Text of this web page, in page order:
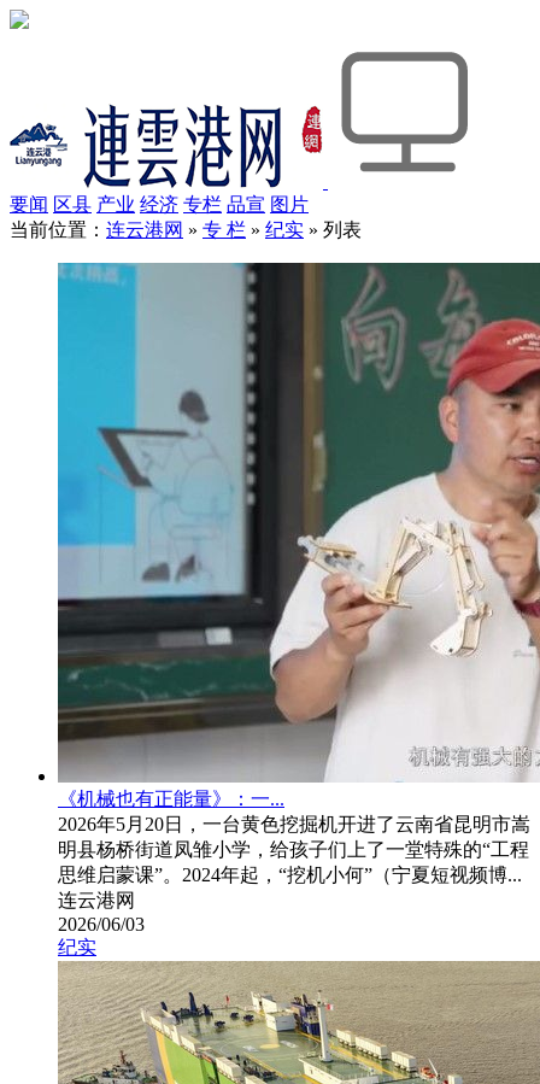
要闻 区县 产业 经济 专栏 品宣 图片
当前位置： 连云港网 » 专 栏 » 纪实 » 列表
《机械也有正能量》：一...
2026年5月20日，一台黄色挖掘机开进了云南省昆明市嵩
明县杨桥街道凤雏小学，给孩子们上了一堂特殊的“工程
思维启蒙课”。2024年起，“挖机小何”（宁夏短视频博...
连云港网
2026/06/03
纪实